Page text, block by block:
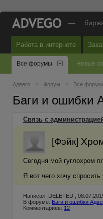
—
Работа в интернете
Все форумы Новые
Адвего Форум Все
Баги и ошибки
Связь с
[Фэйк]
Сегодня мой гуглохром
Я вот чего хочу
Написал: DELETED ,
В форуме: Баги и ошибки
Комментариев: 12